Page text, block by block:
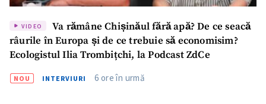
VIDEO
Va rămâne Chișinăul fără apă? De ce seacă
râurile în Europa și de ce trebuie să economisim?
Ecologistul Ilia Trombițchi, la Podcast ZdCe
NOU INTERVIURI 6 ore în urmă